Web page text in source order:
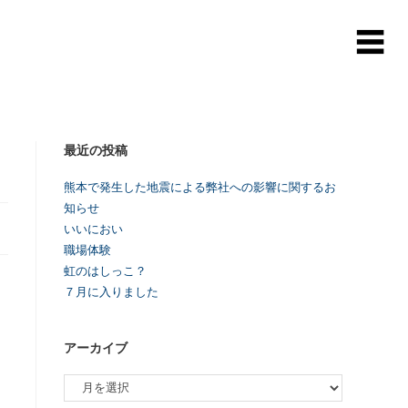
最近の投稿
熊本で発生した地震による弊社への影響に関するお
知らせ
いいにおい
職場体験
虹のはしっこ？
７月に入りました
アーカイブ